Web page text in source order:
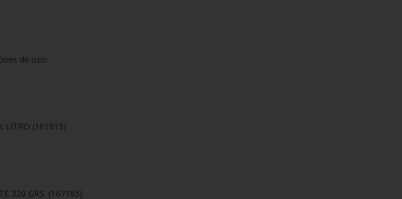
de uso:
LITRO (161015)
320 GRS. (167185)